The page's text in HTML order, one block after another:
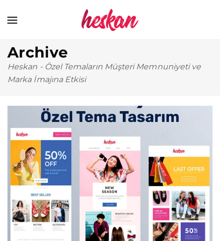
Archive
Heskan - Özel Temaların Müşteri Memnuniyeti ve
Marka İmajına Etkisi